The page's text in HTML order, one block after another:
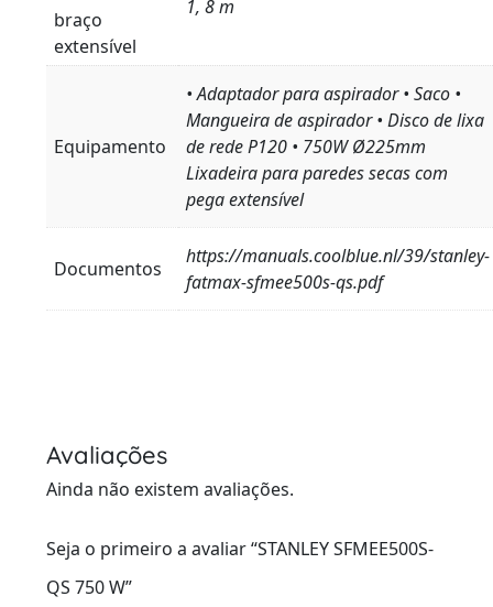
braço
extensível
1, 8 m
Equipamento
• Adaptador para aspirador • Saco •
Mangueira de aspirador • Disco de lixa
de rede P120 • 750W Ø225mm
Lixadeira para paredes secas com
pega extensível
Documentos
https://manuals.coolblue.nl/39/stanley-
fatmax-sfmee500s-qs.pdf
Avaliações
Ainda não existem avaliações.
Seja o primeiro a avaliar “STANLEY SFMEE500S-
QS 750 W”